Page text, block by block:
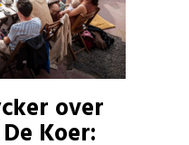
over
Koer: